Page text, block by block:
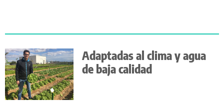
Adaptadas al clima y agua
de baja calidad